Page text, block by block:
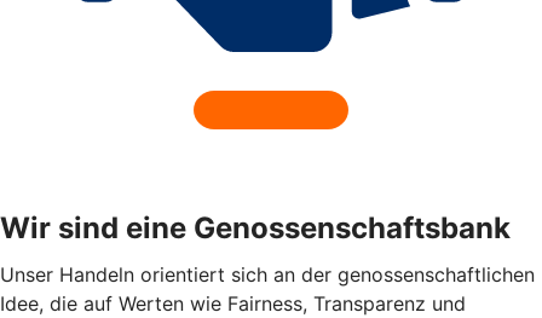
Wir sind eine Genossenschaftsbank
Unser Handeln orientiert sich an der genossenschaftlichen
Idee, die auf Werten wie Fairness, Transparenz und